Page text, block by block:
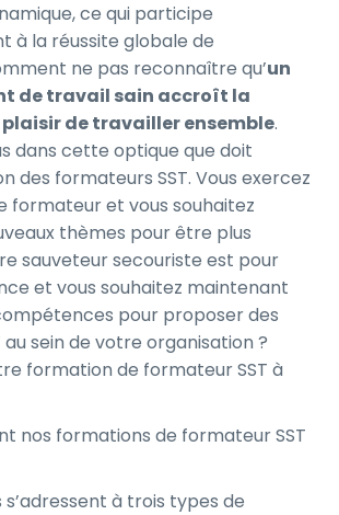
ce qui participe
à la réussite globale de
ne pas reconnaître qu’un
de travail sain accroît la
plaisir de travailler ensemble.
dans cette optique que doit
des formateurs SST. Vous exercez
formateur et vous souhaitez
thèmes pour être plus
sauveteur secouriste est pour
et vous souhaitez maintenant
pour proposer des
au sein de votre organisation ?
formation de formateur SST à
nos formations de formateur SST
à trois types de